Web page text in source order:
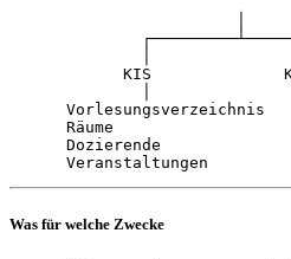
KIS
Vorlesungsverzeichnis
Räume
Dozierende
Was für welche Zwecke